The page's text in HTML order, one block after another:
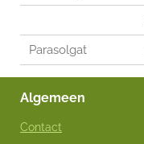
Parasolgat
Algemeen
Contact